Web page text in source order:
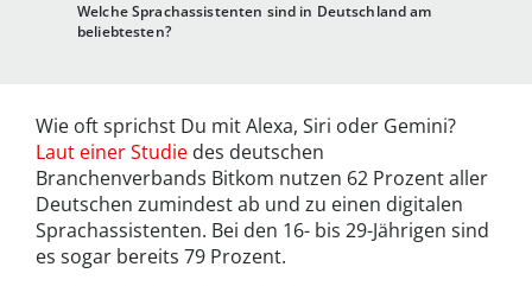
Welche Sprachassistenten sind in Deutschland am
beliebtesten?
Wie oft sprichst Du mit Alexa, Siri oder Gemini?
Laut einer Studie des deutschen
Branchenverbands Bitkom nutzen 62 Prozent aller
Deutschen zumindest ab und zu einen digitalen
Sprachassistenten. Bei den 16- bis 29-Jährigen sind
es sogar bereits 79 Prozent.